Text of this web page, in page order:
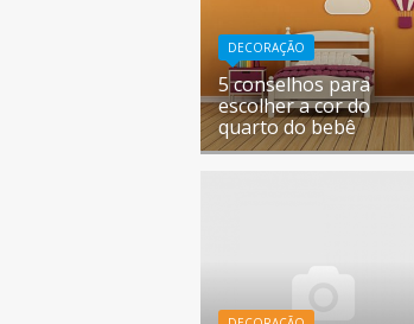
DECORAÇÃO
5 conselhos para
escolher a cor do
quarto do bebê